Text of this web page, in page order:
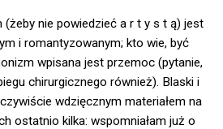
(żeby nie powiedzieć a r t y s t ą) jest
i romantyzowanym; kto wie, być
wpisana jest przemoc (pytanie,
chirurgicznego również). Blaski i
wdzięcznym materiałem na
ostatnio kilka: wspomniałam już o